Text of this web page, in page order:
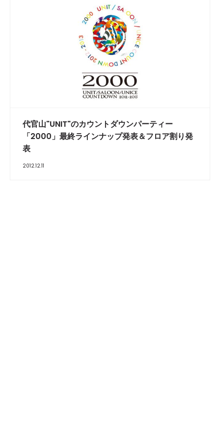
代官山"UNIT"のカウントダウンパーティー
「2000」最終ラインナップ発表＆フロア割り発
表
2012.12.11